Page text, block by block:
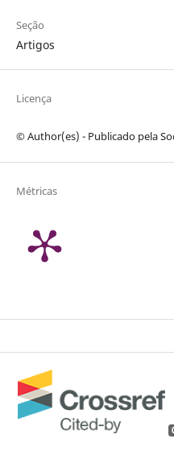
Seção
Artigos
Licença
© Author(es) - Publicado pela
Métricas